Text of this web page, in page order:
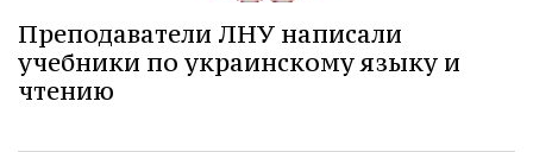
Преподаватели ЛНУ написали
учебники по украинскому языку и
чтению